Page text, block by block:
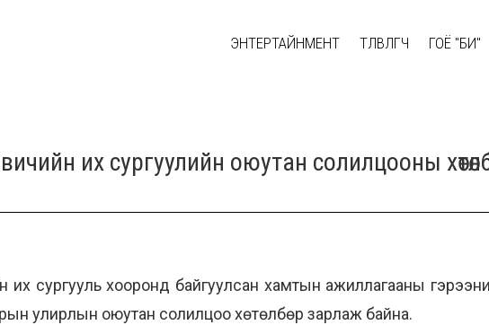
ЭНТЕРТАЙНМЕНТ ТӨЛӨВЛӨГЧ ГОЁ "БИ"
их сургуулийн оюутан солилцооны
сургууль хооронд байгуулсан хамтын ажиллагааны
улирлын оюутан солилцоо хөтөлбөр зарлаж байна.